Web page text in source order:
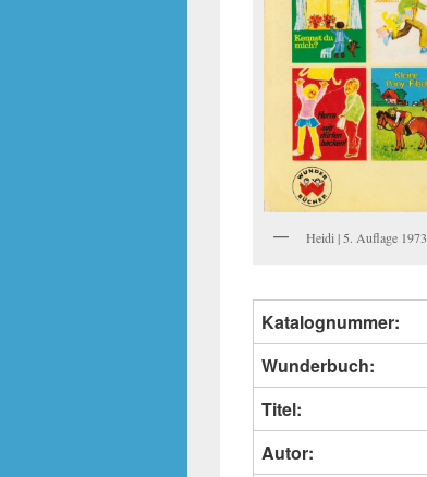
Heidi | 5. Auflage 1973
Katalognummer:
Wunderbuch:
Titel:
Autor: